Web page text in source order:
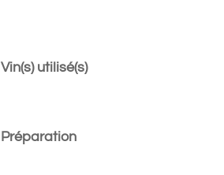
Vin(s) utilisé(s)
Préparation